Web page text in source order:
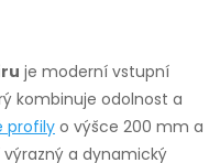
je moderní vstupní
kombinuje odolnost a
profily o výšce 200 mm a
a dynamický